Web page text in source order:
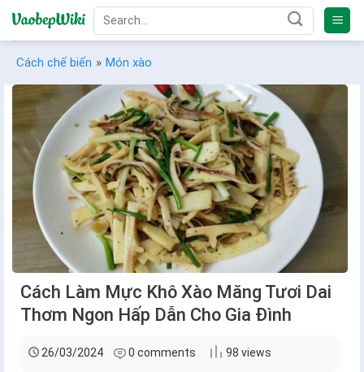
Bỏ
qua
dung
Cách chế biến » Món xào
Cách Làm Mực Khô Xào Măng Tươi Dai
Thơm Ngon Hấp Dẫn Cho Gia Đình
26/03/2024 0 comments 98 views